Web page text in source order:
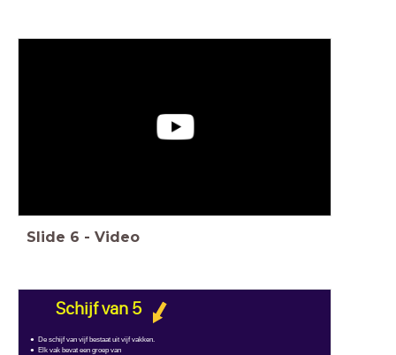
Slide 6 - Video
Schijf van 5
De schijf van vijf bestaat uit vijf vakken.
Elk vak bevat een groep van